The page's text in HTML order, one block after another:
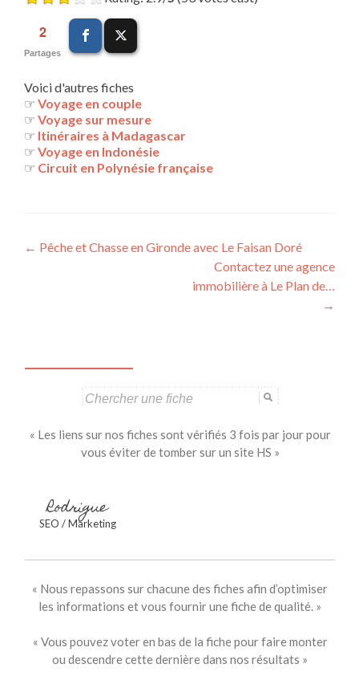
2
Partages
Voici d'autres fiches
☞ Voyage en couple
☞ Voyage sur mesure
☞ Itinéraires à Madagascar
☞ Voyage en Indonésie
☞ Circuit en Polynésie française
Navigation
← Pêche et Chasse en Gironde avec Le Faisan Doré
Contactez une agence
immobilière à Le Plan de…
→
« Les liens sur nos fiches sont vérifiés 3 fois par jour pour
vous éviter de tomber sur un site HS »
Rodrigue
SEO / Marketing
« Nous repassons sur chacune des fiches afin d’optimiser
les informations et vous fournir une fiche de qualité. »
« Vous pouvez voter en bas de la fiche pour faire monter
ou descendre cette dernière dans nos résultats »